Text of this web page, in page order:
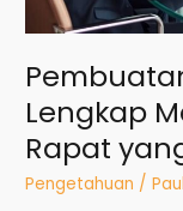
Lengkap
Rapat
Pengetahuan /
Profesional